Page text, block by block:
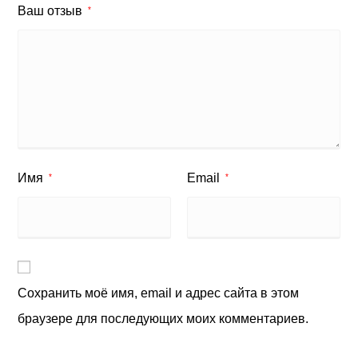
Ваш отзыв *
Имя * Email *
Сохранить моё имя, email и адрес сайта в этом
браузере для последующих моих комментариев.